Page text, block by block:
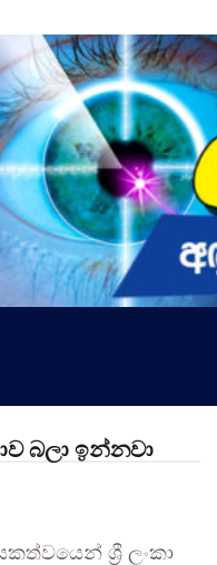
බලා ඉන්නවා
ශ්‍රී ලංකා